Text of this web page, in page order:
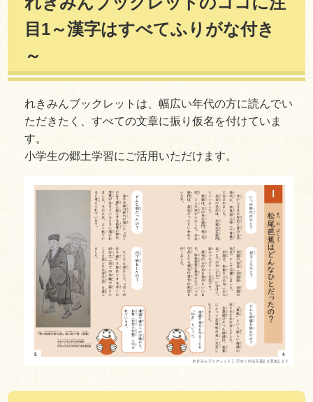
目1～漢字はすべてふりがな付き
～
れきみんブックレットは、幅広い年代の方に読んでい
ただきたく、すべての文章に振り仮名を付けていま
す。
小学生の郷土学習にご活用いただけます。